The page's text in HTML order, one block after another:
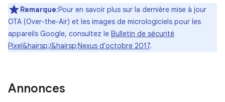
Remarque:Pour en savoir plus sur la dernière mise à jour
OTA (Over-the-Air) et les images de micrologiciels pour les
appareils Google, consultez le Bulletin de sécurité
Pixel&hairsp;/&hairsp;Nexus d'octobre 2017.
Annonces